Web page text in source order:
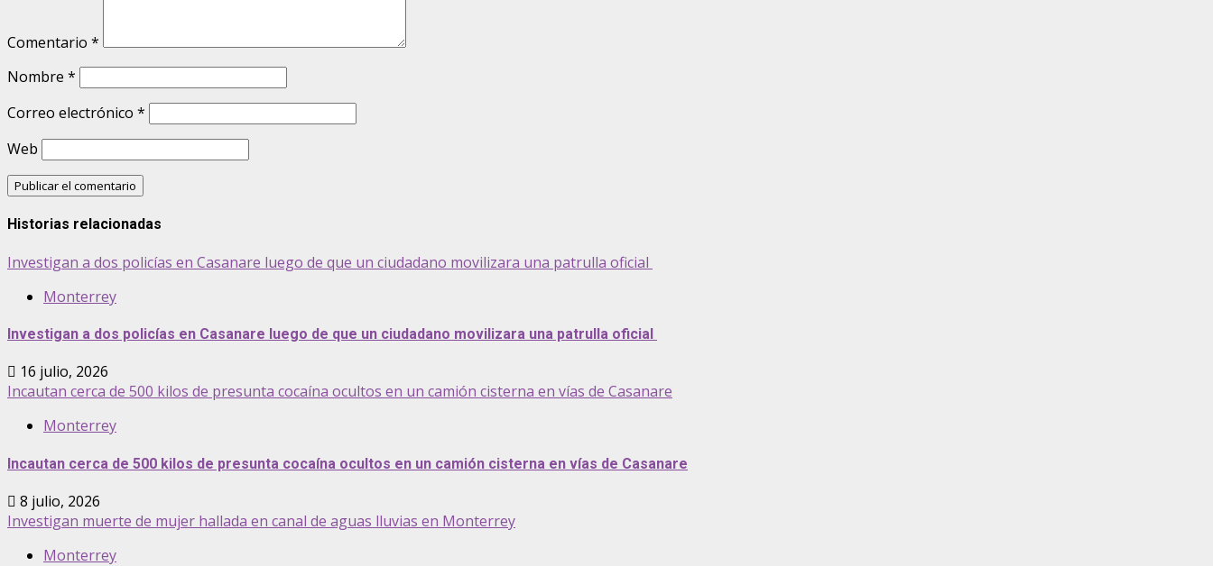
Comentario *
Nombre *
Correo electrónico *
Web
Historias relacionadas
Investigan a dos policías en Casanare luego de que un ciudadano movilizara una patrulla oficial
Monterrey
Investigan a dos policías en Casanare luego de que un ciudadano movilizara una patrulla oficial
16 julio, 2026
Incautan cerca de 500 kilos de presunta cocaína ocultos en un camión cisterna en vías de Casanare
Monterrey
Incautan cerca de 500 kilos de presunta cocaína ocultos en un camión cisterna en vías de Casanare
8 julio, 2026
Investigan muerte de mujer hallada en canal de aguas lluvias en Monterrey
Monterrey